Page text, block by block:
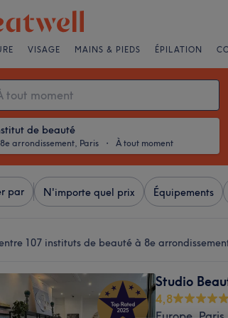
VISAGE MAINS & PIEDS ÉPILATION
de beauté
arrondissement, Paris ・ À tout moment
par N'importe quel prix Équipements
107 instituts de beauté à 8e
Studio
4,8